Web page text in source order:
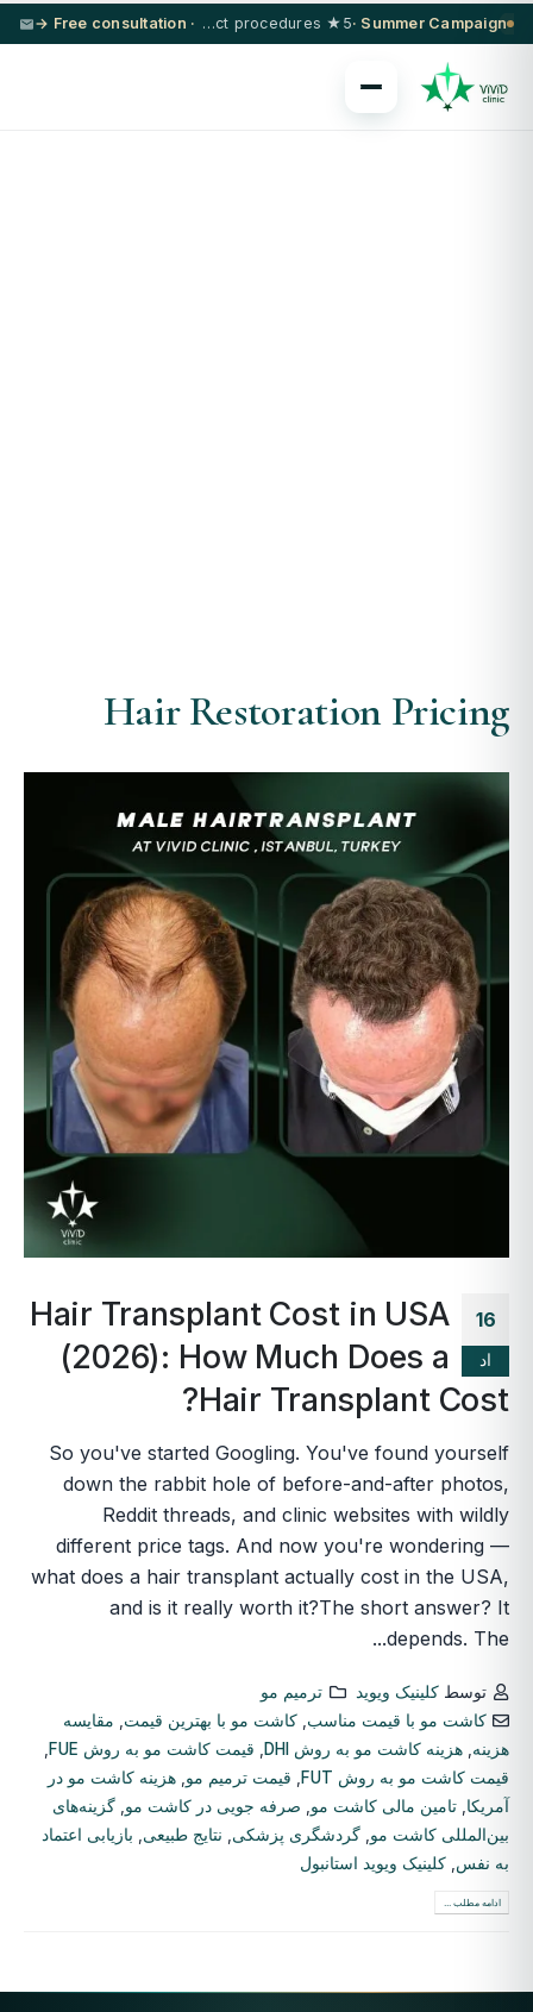
Summer Campaign ·
5★ hotel + VIP transfer on select procedures
· Free consultation →
Hair Restoration Pricing
16
اد
Hair Transplant Cost in USA
(2026): How Much Does a
Hair Transplant Cost?
So you've started Googling. You've found yourself
down the rabbit hole of before-and-after photos,
Reddit threads, and clinic websites with wildly
different price tags. And now you're wondering —
what does a hair transplant actually cost in the USA,
and is it really worth it?The short answer? It
depends. The...
توسطکلینیک ویوید
ترمیم مو
کاشت مو با قیمت مناسب ,کاشت مو با بهترین قیمت
مقایسه
هزینه هزینه کاشت مو به روش DHI قیمت کاشت مو به روش FUE
قیمت کاشت مو به روش FUT
قیمت ترمیم مو هزینه کاشت مو در
آمریکا تامین مالی کاشت مو صرفه جویی در کاشت مو گزینه‌های
بین‌المللی کاشت مو گردشگری پزشکی نتایج طبیعی
بازیابی اعتماد
به نفس کلینیک ویوید استانبول
ادامه مطلب ...